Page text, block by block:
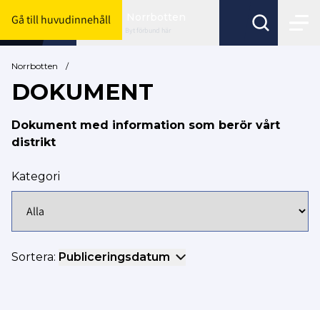
Gå till huvudinnehåll
Byt förbund här
Norrbotten /
DOKUMENT
Dokument med information som berör vårt
distrikt
Kategori
Sortera: Publiceringsdatum